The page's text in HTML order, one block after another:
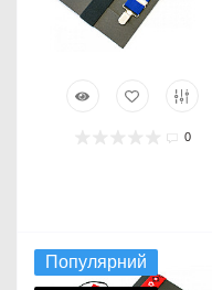
0
Популярний